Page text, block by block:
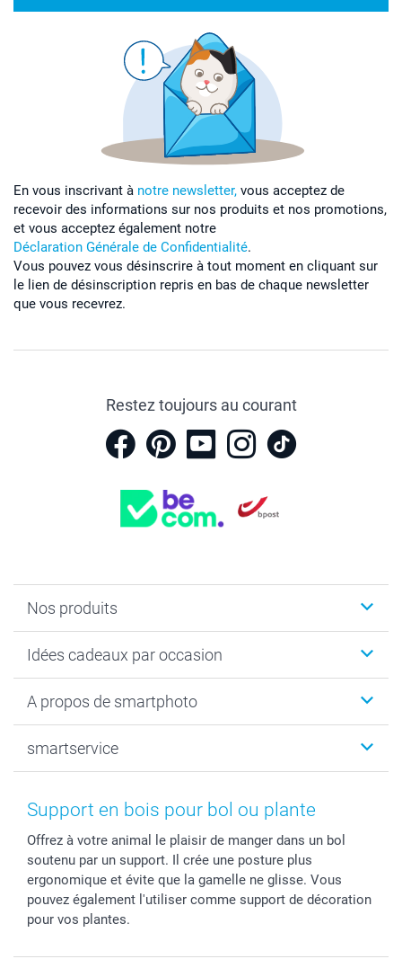
En vous inscrivant à notre newsletter, vous acceptez de
recevoir des informations sur nos produits et nos promotions,
et vous acceptez également notre
Déclaration Générale de Confidentialité.
Vous pouvez vous désinscrire à tout moment en cliquant sur
le lien de désinscription repris en bas de chaque newsletter
que vous recevrez.
Restez toujours au courant
Nos produits
Cadeaux photo
Tirage photo & agrandissement
MyNameBook
Stickers & Etiquettes
Calendrier photos & Agendas photo
Dénicheur d'idées cadeau
Idées cadeaux par occasion
Anniversaire
Fin d'études
Naissance & baptême
Toussaint
Rentrée des classes
Communion
Saint-Valentin
A propos de smartphoto
Durabilité
Conditions
Plaintes
Conditions générales
Vie privée
Gestion des cookies
smartservice
smartgarantie
smartfriends
Modes de paiement
Modes de livraison
Grandes Quantités
Support en bois pour bol ou plante
Offrez à votre animal le plaisir de manger dans un bol
soutenu par un support. Il crée une posture plus
ergonomique et évite que la gamelle ne glisse. Vous
pouvez également l'utiliser comme support de décoration
pour vos plantes.